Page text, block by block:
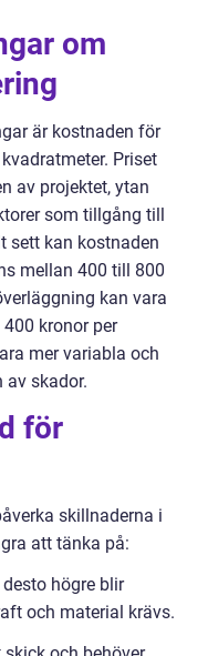
om
är kostnaden för
Priset
av projektet, ytan
som tillgång till
sett kan kostnaden
mellan 400 till 800
kan vara
kronor per
mer variabla och
av skador.
för
skillnaderna i
att tänka på:
högre blir
och material krävs.